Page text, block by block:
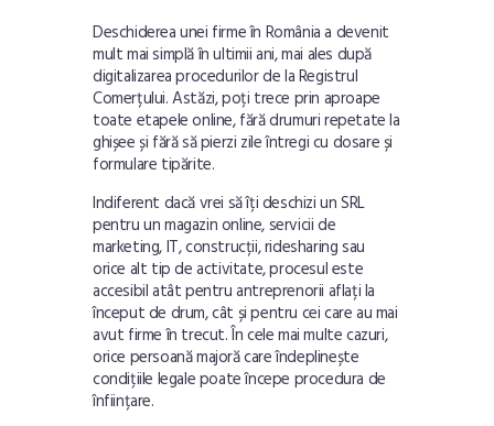
Deschiderea unei firme în România a devenit
mult mai simplă în ultimii ani, mai ales după
digitalizarea procedurilor de la Registrul
Comerțului. Astăzi, poți trece prin aproape
toate etapele online, fără drumuri repetate la
ghișee și fără să pierzi zile întregi cu dosare și
formulare tipărite.
Indiferent dacă vrei să îți deschizi un SRL
pentru un magazin online, servicii de
marketing, IT, construcții, ridesharing sau
orice alt tip de activitate, procesul este
accesibil atât pentru antreprenorii aflați la
început de drum, cât și pentru cei care au mai
avut firme în trecut. În cele mai multe cazuri,
orice persoană majoră care îndeplinește
condițiile legale poate începe procedura de
înființare.